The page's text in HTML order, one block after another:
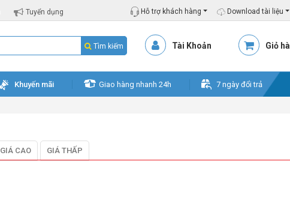
Tuyển dụng Hỗ trợ khách hàng Download tài liệu
Tìm kiếm Tài Khoản Giỏ
Khuyến mãi Giao hàng nhanh 24h 7 ngày đổi trả
GIÁ CAO GIÁ THẤP